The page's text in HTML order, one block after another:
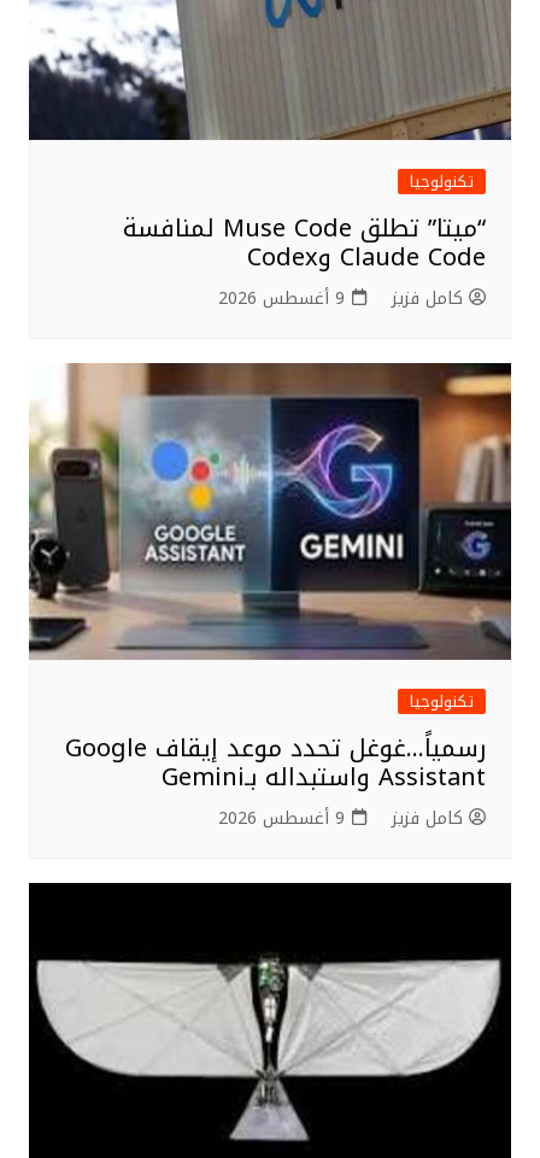
تكنولوجيا
“ميتا” تطلق Muse Code لمنافسة
Claude Code وCodex
كامل فزيز 9 أغسطس 2026
تكنولوجيا
رسمياً…غوغل تحدد موعد إيقاف Google
Assistant واستبداله بـGemini
كامل فزيز 9 أغسطس 2026